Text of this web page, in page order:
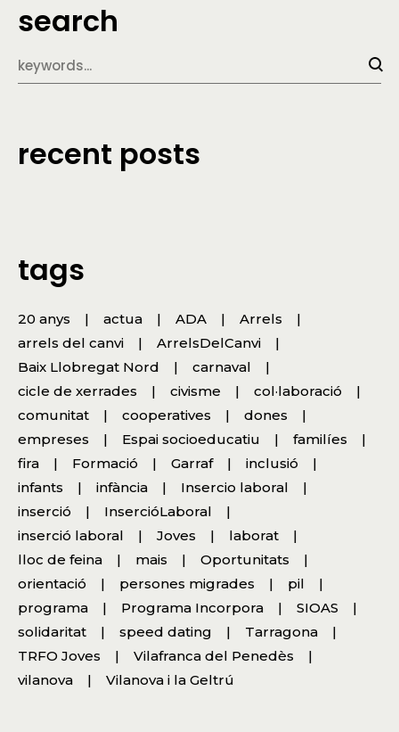
search
recent posts
tags
20 anys actua ADA
Arrels
arrels del canvi
ArrelsDelCanvi
Baix Llobregat Nord
carnaval
cicle de xerrades
civisme
col·laboració
comunitat
cooperatives
dones
empreses
Espai socioeducatiu
familíes
fira
Formació Garraf
inclusió
infants
infància
Insercio laboral
inserció
InsercióLaboral
inserció laboral
Joves
laborat
lloc de feina
mais
Oportunitats
orientació
persones migrades
pil
programa
Programa Incorpora
SIOAS
solidaritat
speed dating
Tarragona
TRFO Joves
Vilafranca del Penedès
vilanova
Vilanova i la Geltrú